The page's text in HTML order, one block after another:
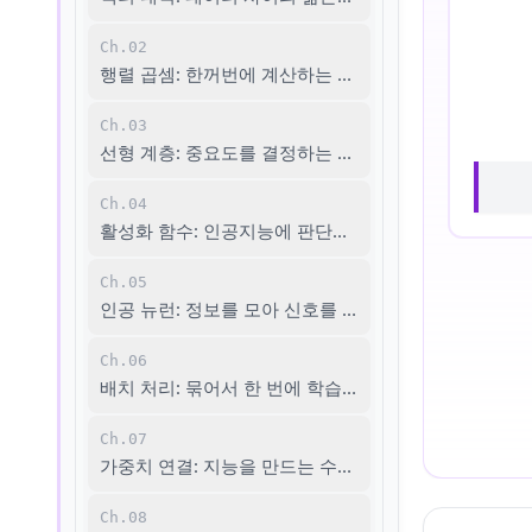
Ch.02
행렬 곱셈: 한꺼번에 계산하는 마법
Ch.03
선형 계층: 중요도를 결정하는 가중치
Ch.04
활성화 함수: 인공지능에 판단력을 더하다
Ch.05
인공 뉴런: 정보를 모아 신호를 보내는 단위
Ch.06
배치 처리: 묶어서 한 번에 학습하기
Ch.07
가중치 연결: 지능을 만드는 수조 개의 사슬
Ch.08